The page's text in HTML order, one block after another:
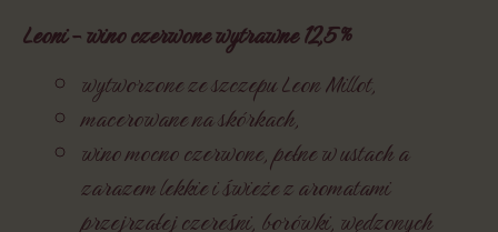
Leoni - wino czerwone wytrawne 12,5 %
wytworzone ze szczepu Leon Millot,
macerowane na skórkach,
wino mocno czerwone, pełne w ustach a
zarazem lekkie i świeże z aromatami
przejrzałej czereśni, borówki, wędzonych